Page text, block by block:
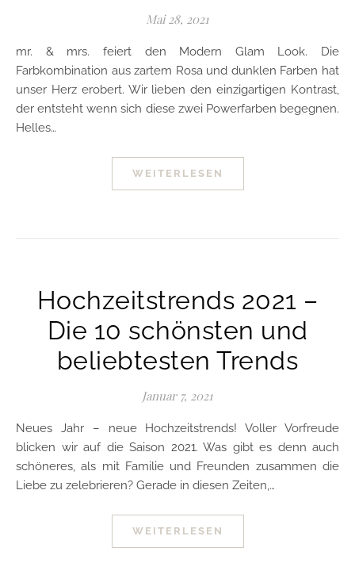
Mai 28, 2021
mr. & mrs. feiert den Modern Glam Look. Die
Farbkombination aus zartem Rosa und dunklen Farben hat
unser Herz erobert. Wir lieben den einzigartigen Kontrast,
der entsteht wenn sich diese zwei Powerfarben begegnen.
Helles…
WEITERLESEN
Hochzeitstrends 2021 –
Die 10 schönsten und
beliebtesten Trends
Januar 7, 2021
Neues Jahr – neue Hochzeitstrends! Voller Vorfreude
blicken wir auf die Saison 2021. Was gibt es denn auch
schöneres, als mit Familie und Freunden zusammen die
Liebe zu zelebrieren? Gerade in diesen Zeiten,…
WEITERLESEN